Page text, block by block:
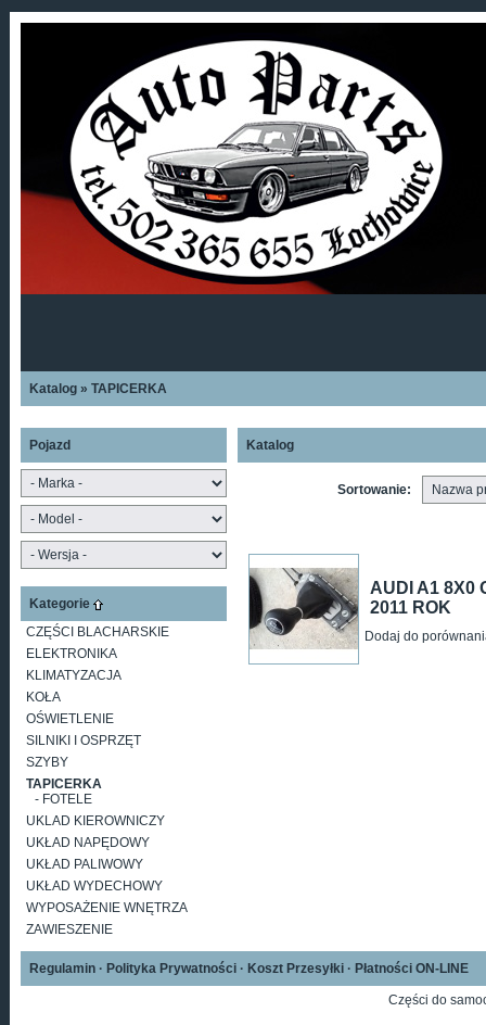
Katalog » TAPICERKA
Pojazd
Kategorie
CZĘŚCI BLACHARSKIE
ELEKTRONIKA
KLIMATYZACJA
KOŁA
OŚWIETLENIE
SILNIKI I OSPRZĘT
SZYBY
TAPICERKA
- FOTELE
UKLAD KIEROWNICZY
UKŁAD NAPĘDOWY
UKŁAD PALIWOWY
UKŁAD WYDECHOWY
WYPOSAŻENIE WNĘTRZA
ZAWIESZENIE
Katalog
Sortowanie:
AUDI A1 8X0
2011 ROK
Dodaj do
Regulamin · Polityka Prywatności · Koszt Przesyłki · Płatności ON-LINE
Części do